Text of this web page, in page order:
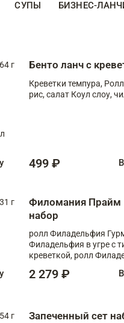
СУПЫ БИЗНЕС-
г Бенто ланч с
Креветки темпура,
рис, салат Коул слоу,
499 ₽
г
Филомания Прайм
набор
ролл Филадельфия
Филадельфия в угре с
креветкой, ролл
2 279 ₽
г Запеченный сет